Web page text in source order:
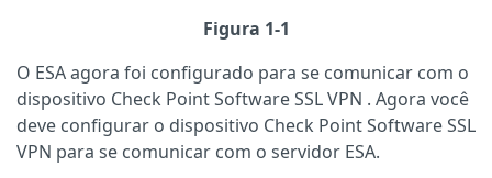
Figura 1-1
O ESA agora foi configurado para se comunicar com o
dispositivo Check Point Software SSL VPN . Agora você
deve configurar o dispositivo Check Point Software SSL
VPN para se comunicar com o servidor ESA.